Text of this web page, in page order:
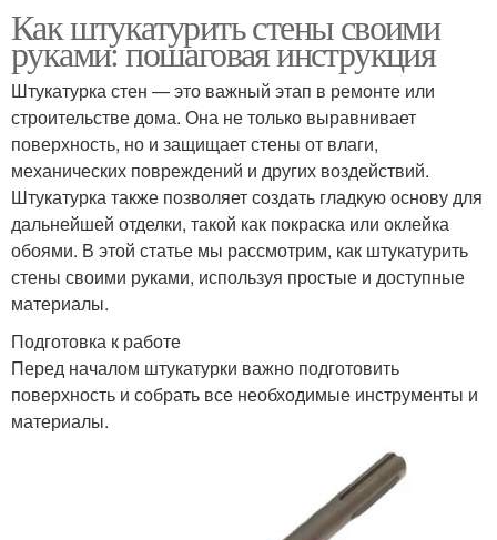
Как штукатурить стены своими
руками: пошаговая инструкция
Штукатурка стен — это важный этап в ремонте или
строительстве дома. Она не только выравнивает
поверхность, но и защищает стены от влаги,
механических повреждений и других воздействий.
Штукатурка также позволяет создать гладкую основу для
дальнейшей отделки, такой как покраска или оклейка
обоями. В этой статье мы рассмотрим, как штукатурить
стены своими руками, используя простые и доступные
материалы.
Подготовка к работе
Перед началом штукатурки важно подготовить
поверхность и собрать все необходимые инструменты и
материалы.